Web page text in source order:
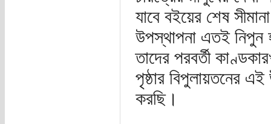
যাবে বইয়ের শেষ
উপস্থাপনা এতই নিপুন
তাদের পরবর্তী
পৃষ্ঠার বিপুলায়তনের
করছি।